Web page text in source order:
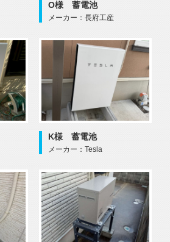
O様 蓄電池
メーカー：長府工産
K様 蓄電池
メーカー：Tesla